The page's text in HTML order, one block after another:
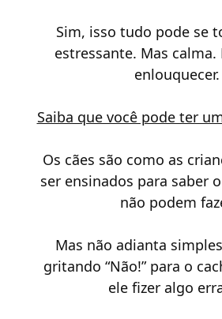
Sim, isso tudo pode se
estressante. Mas calma.
enlouquecer.
Saiba que você pode ter
Os cães são como as
ser ensinados para saber
não podem
Mas não adianta
gritando “Não!” para o
ele fizer algo